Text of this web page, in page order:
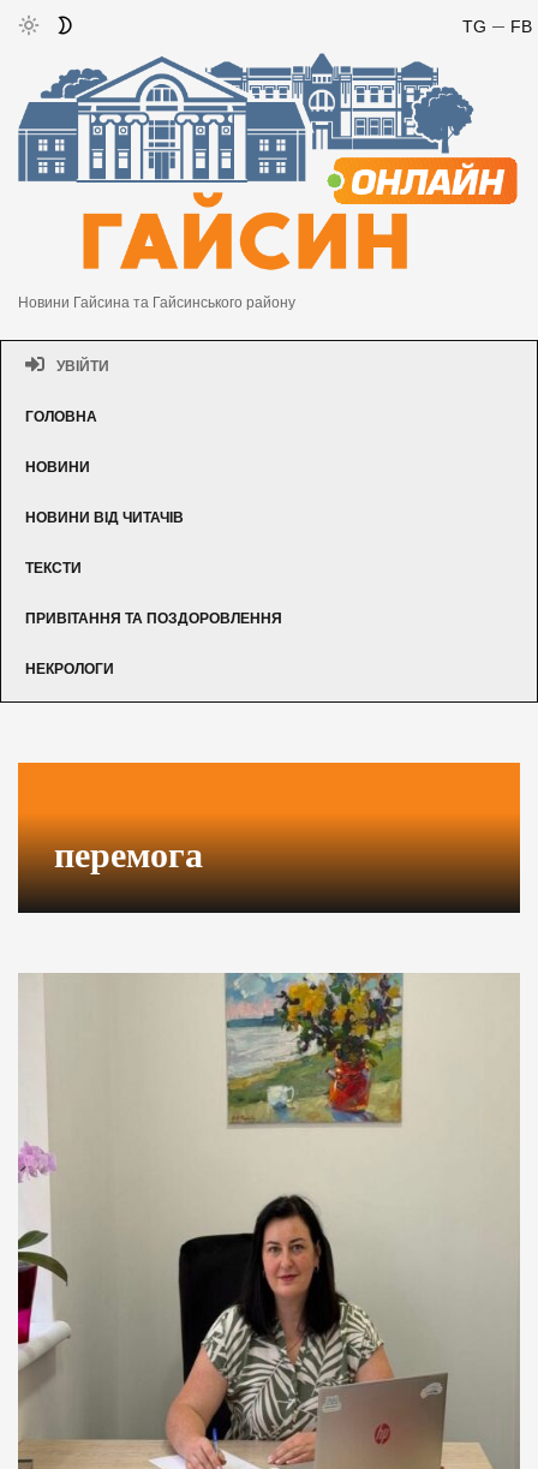
FB
TG
Новини Гайсина та Гайсинського району
УВІЙТИ
ГОЛОВНА
НОВИНИ
НОВИНИ ВІД ЧИТАЧІВ
ТЕКСТИ
ПРИВІТАННЯ ТА ПОЗДОРОВЛЕННЯ
НЕКРОЛОГИ
перемога